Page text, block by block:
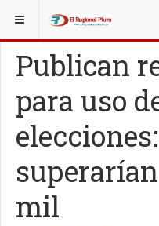
ESTÁ AQUÍ: NACIONALES
Publican
para uso
mil